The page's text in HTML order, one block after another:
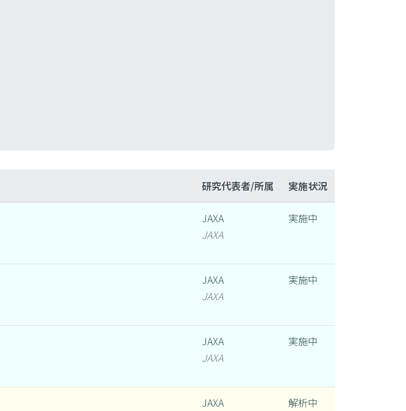
研究代表者/所属 実施状況
JAXA
JAXA
実施中
JAXA
JAXA
実施中
JAXA
JAXA
実施中
JAXA
解析中